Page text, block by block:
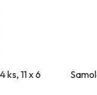
11 x 6